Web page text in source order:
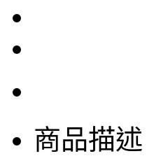
商品描述